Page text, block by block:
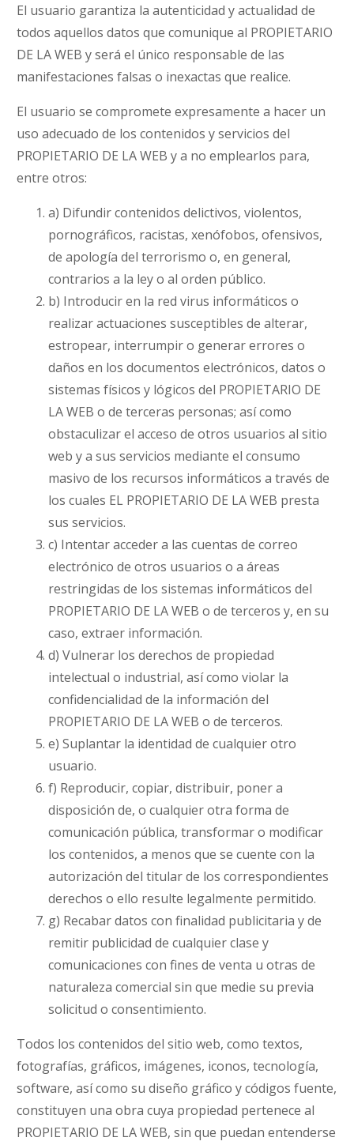
El usuario garantiza la autenticidad y actualidad de
todos aquellos datos que comunique al PROPIETARIO
DE LA WEB y será el único responsable de las
manifestaciones falsas o inexactas que realice.
El usuario se compromete expresamente a hacer un
uso adecuado de los contenidos y servicios del
PROPIETARIO DE LA WEB y a no emplearlos para,
entre otros:
a) Difundir contenidos delictivos, violentos,
pornográficos, racistas, xenófobos, ofensivos,
de apología del terrorismo o, en general,
contrarios a la ley o al orden público.
b) Introducir en la red virus informáticos o
realizar actuaciones susceptibles de alterar,
estropear, interrumpir o generar errores o
daños en los documentos electrónicos, datos o
sistemas físicos y lógicos del PROPIETARIO DE
LA WEB o de terceras personas; así como
obstaculizar el acceso de otros usuarios al sitio
web y a sus servicios mediante el consumo
masivo de los recursos informáticos a través de
los cuales EL PROPIETARIO DE LA WEB presta
sus servicios.
c) Intentar acceder a las cuentas de correo
electrónico de otros usuarios o a áreas
restringidas de los sistemas informáticos del
PROPIETARIO DE LA WEB o de terceros y, en su
caso, extraer información.
d) Vulnerar los derechos de propiedad
intelectual o industrial, así como violar la
confidencialidad de la información del
PROPIETARIO DE LA WEB o de terceros.
e) Suplantar la identidad de cualquier otro
usuario.
f) Reproducir, copiar, distribuir, poner a
disposición de, o cualquier otra forma de
comunicación pública, transformar o modificar
los contenidos, a menos que se cuente con la
autorización del titular de los correspondientes
derechos o ello resulte legalmente permitido.
g) Recabar datos con finalidad publicitaria y de
remitir publicidad de cualquier clase y
comunicaciones con fines de venta u otras de
naturaleza comercial sin que medie su previa
solicitud o consentimiento.
Todos los contenidos del sitio web, como textos,
fotografías, gráficos, imágenes, iconos, tecnología,
software, así como su diseño gráfico y códigos fuente,
constituyen una obra cuya propiedad pertenece al
PROPIETARIO DE LA WEB, sin que puedan entenderse